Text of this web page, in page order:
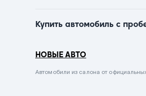
Серый металлик
Черный металлик
Стальной
Купить автомобиль с
НОВЫЕ АВТО
Автомобили из салона от